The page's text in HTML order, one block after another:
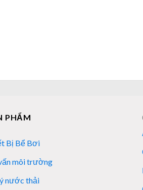
PHẨM
Bị Bể Bơi
môi trường
nước thải